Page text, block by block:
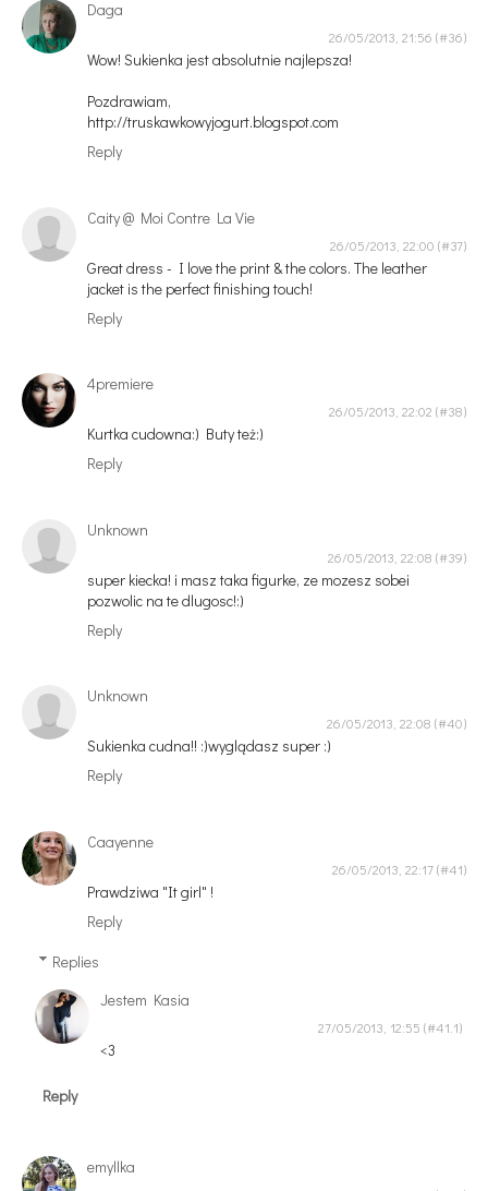
Daga
26/05/2013, 21:56
Wow! Sukienka jest absolutnie najlepsza!
Pozdrawiam,
http://truskawkowyjogurt.blogspot.com
Reply
Caity @ Moi Contre La Vie
26/05/2013, 22:00
Great dress - I love the print & the colors. The leather
jacket is the perfect finishing touch!
Reply
4premiere
26/05/2013, 22:02
Kurtka cudowna:) Buty też:)
Reply
Unknown
26/05/2013, 22:08
super kiecka! i masz taka figurke, ze mozesz sobei
pozwolic na te dlugosc!:)
Reply
Unknown
26/05/2013, 22:08
Sukienka cudna!! :)wyglądasz super :)
Reply
Caayenne
26/05/2013, 22:17
Prawdziwa "It girl" !
Reply
Replies
Jestem Kasia
27/05/2013, 12:55
<3
Reply
emyllka